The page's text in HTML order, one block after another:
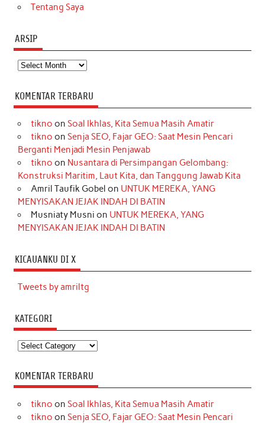
Tentang Saya
ARSIP
Arsip
KOMENTAR TERBARU
tikno on Soal Ikhlas, Kita Semua Masih Amatir
tikno on Senja SEO, Fajar GEO: Saat Mesin Pencari
Berganti Menjadi Mesin Penjawab
tikno on Nusantara di Persimpangan Gelombang:
Konstruksi Maritim, Laut Kita, dan Tanggung Jawab Kita
Amril Taufik Gobel on UNTUK MEREKA, YANG
MENYISAKAN JEJAK INDAH DI BATIN
Musniaty Musni on UNTUK MEREKA, YANG
MENYISAKAN JEJAK INDAH DI BATIN
KICAUANKU DI X
Tweets by amriltg
KATEGORI
Kategori
KOMENTAR TERBARU
tikno on Soal Ikhlas, Kita Semua Masih Amatir
tikno on Senja SEO, Fajar GEO: Saat Mesin Pencari